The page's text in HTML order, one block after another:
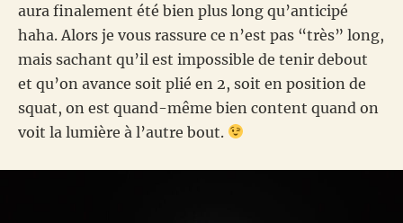
aura finalement été bien plus long qu’anticipé
haha. Alors je vous rassure ce n’est pas “très” long,
mais sachant qu’il est impossible de tenir debout
et qu’on avance soit plié en 2, soit en position de
squat, on est quand-même bien content quand on
voit la lumière à l’autre bout.